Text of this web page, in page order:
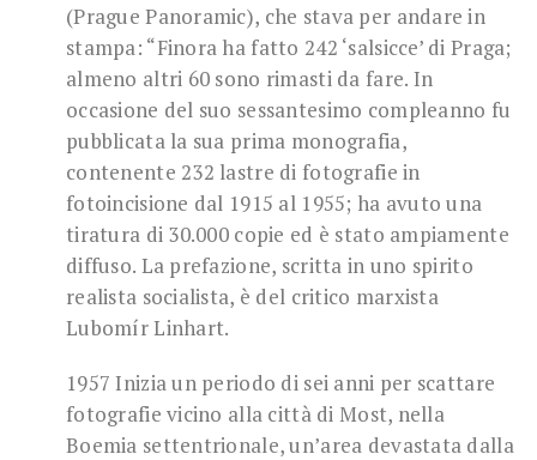
(Prague Panoramic), che stava per andare in
stampa: “Finora ha fatto 242 ‘salsicce’ di Praga;
almeno altri 60 sono rimasti da fare. In
occasione del suo sessantesimo compleanno fu
pubblicata la sua prima monografia,
contenente 232 lastre di fotografie in
fotoincisione dal 1915 al 1955; ha avuto una
tiratura di 30.000 copie ed è stato ampiamente
diffuso. La prefazione, scritta in uno spirito
realista socialista, è del critico marxista
Lubomír Linhart.
1957 Inizia un periodo di sei anni per scattare
fotografie vicino alla città di Most, nella
Boemia settentrionale, un’area devastata dalla